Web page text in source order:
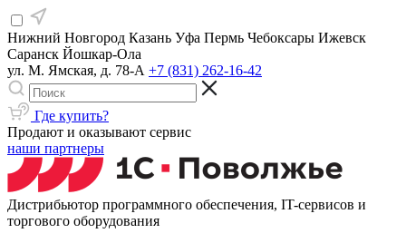
Нижний Новгород Казань Уфа Пермь Чебоксары Ижевск
Саранск Йошкар-Ола
ул. М. Ямская, д. 78-А +7 (831) 262-16-42
Где купить?
Продают и оказывают сервис
наши партнеры
Дистрибьютор программного обеспечения, IT-сервисов и
торгового оборудования